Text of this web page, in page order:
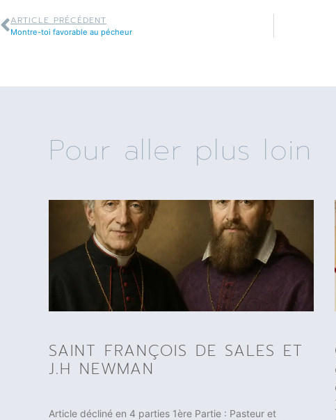
ARTICLE PRÉCÉDENT
Montre-toi favorable au pécheur
Pour aller plus loin
SAINT FRANÇOIS DE SALES ET
J.H NEWMAN
Article décliné en 4 parties 1ère Partie : Pasteur et